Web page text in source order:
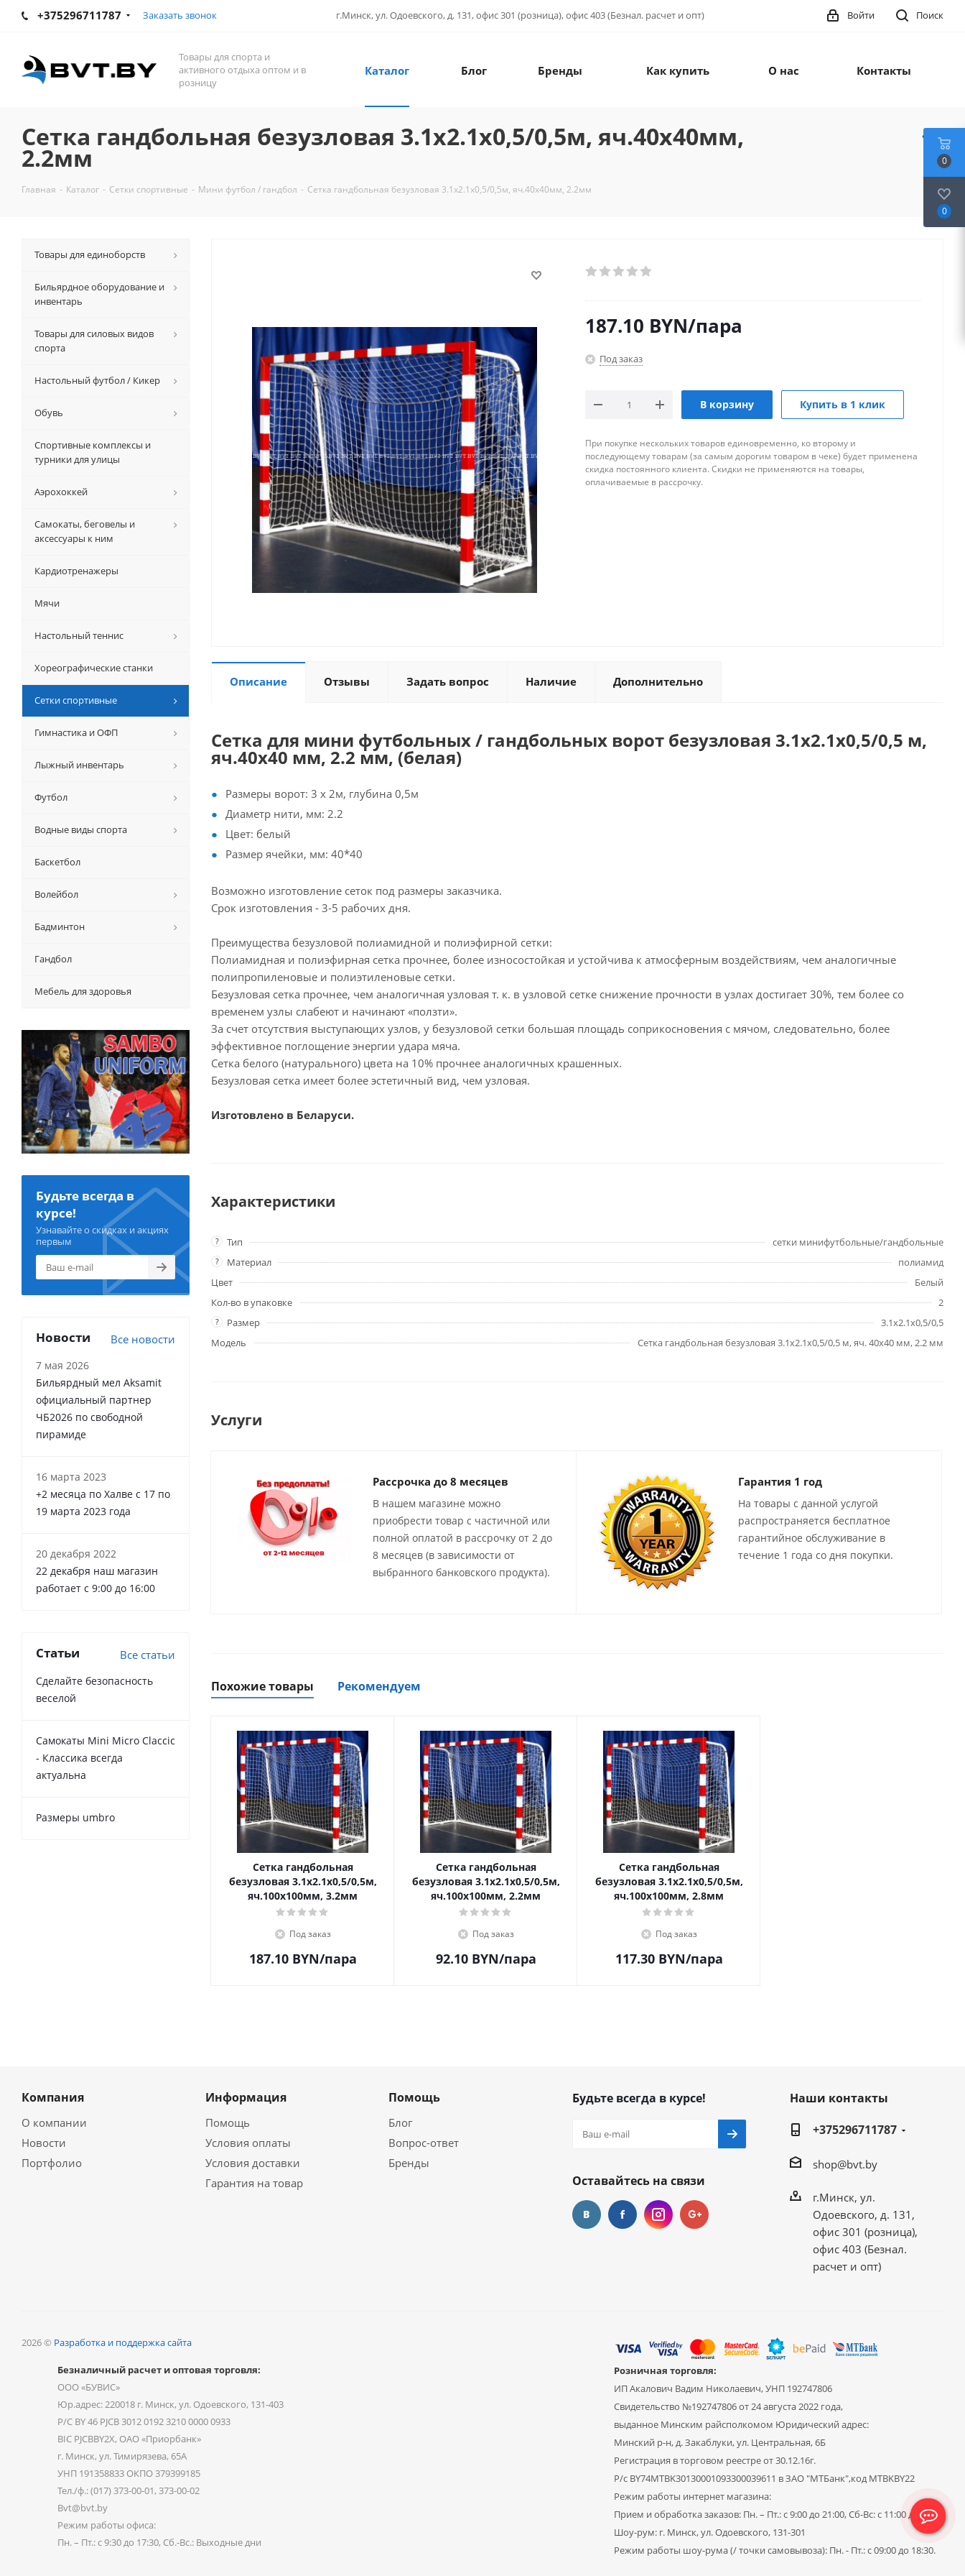
+375296711787 Заказать звонок г.Минск, ул. Одоевского, д. 131, офис 301 (розница), офис 403 (Безнал. расчет и опт) Поиск
Войти
Товары для спорта и
активного отдыха оптом и в
розницу
Каталог Блог Бренды Как купить О нас Контакты
Сетка гандбольная безузловая 3.1х2.1х0,5/0,5м, яч.40х40мм,
2.2мм
Главная - Каталог - Сетки спортивные - Мини футбол / гандбол - Сетка гандбольная безузловая 3.1х2.1х0,5/0,5м, яч.40х40мм, 2.2мм
187.10 BYN/пара
Под заказ
В корзину Купить в 1 клик
При покупке нескольких товаров единовременно, ко второму и
последующему товарам (за самым дорогим товаром в чеке) будет применена
скидка постоянного клиента. Скидки не применяются на товары,
оплачиваемые в рассрочку.
Описание Отзывы Задать вопрос Наличие Дополнительно
Сетка для мини футбольных / гандбольных ворот безузловая 3.1х2.1х0,5/0,5 м,
яч.40х40 мм, 2.2 мм, (белая)
Размеры ворот: 3 х 2м, глубина 0,5м
Диаметр нити, мм: 2.2
Цвет: белый
Размер ячейки, мм: 40*40
Возможно изготовление сеток под размеры заказчика.
Срок изготовления - 3-5 рабочих дня.
Преимущества безузловой полиамидной и полиэфирной сетки:
Полиамидная и полиэфирная сетка прочнее, более износостойкая и устойчива к атмосферным воздействиям, чем аналогичные
полипропиленовые и полиэтиленовые сетки.
Безузловая сетка прочнее, чем аналогичная узловая т. к. в узловой сетке снижение прочности в узлах достигает 30%, тем более со
временем узлы слабеют и начинают «ползти».
За счет отсутствия выступающих узлов, у безузловой сетки большая площадь соприкосновения с мячом, следовательно, более
эффективное поглощение энергии удара мяча.
Сетка белого (натурального) цвета на 10% прочнее аналогичных крашенных.
Безузловая сетка имеет более эстетичный вид, чем узловая.
Изготовлено в Беларуси.
Характеристики
? Тип сетки минифутбольные/гандбольные
? Материал
полиамид
Цвет
Белый
Кол-во в упаковке
2
? Размер
3.1х2.1х0,5/0,5
Модель
Сетка гандбольная безузловая 3.1х2.1х0,5/0,5 м, яч. 40х40 мм, 2.2 мм
Услуги
Рассрочка до 8 месяцев
В нашем магазине можно
приобрести товар с частичной или
полной оплатой в рассрочку от 2 до
8 месяцев (в зависимости от
выбранного банковского продукта).
Гарантия 1 год
На товары с данной услугой
распространяется бесплатное
гарантийное обслуживание в
течение 1 года со дня покупки.
Похожие товары Рекомендуем
Сетка гандбольная
безузловая 3.1х2.1х0,5/0,5м,
яч.100х100мм, 3.2мм
Под заказ
187.10BYN/пара
Сетка гандбольная
безузловая 3.1х2.1х0,5/0,5м,
яч.100х100мм, 2.2мм
Под заказ
92.10BYN/пара
Сетка гандбольная
безузловая 3.1х2.1х0,5/0,5м,
яч.100х100мм, 2.8мм
Под заказ
117.30BYN/пара
Товары для единоборств
Бильярдное оборудование и
инвентарь
Товары для силовых видов
спорта
Настольный футбол / Кикер
Обувь
Спортивные комплексы и
турники для улицы
Аэрохоккей
Самокаты, беговелы и
аксессуары к ним
Кардиотренажеры
Мячи
Настольный теннис
Хореографические станки
Сетки спортивные
Гимнастика и ОФП
Лыжный инвентарь
Футбол
Водные виды спорта
Баскетбол
Волейбол
Бадминтон
Гандбол
Мебель для здоровья
Будьте всегда в
курсе!
Узнавайте о скидках и акциях
первым
Новости Все новости
7 мая 2026
Бильярдный мел Aksamit
официальный партнер
ЧБ2026 по свободной
пирамиде
16 марта 2023
+2 месяца по Халве с 17 по
19 марта 2023 года
20 декабря 2022
22 декабря наш магазин
работает с 9:00 до 16:00
Статьи Все статьи
Сделайте безопасность
веселой
Самокаты Mini Micro Claccic
- Классика всегда
актуальна
Размеры umbro
Компания
О компании
Новости
Портфолио
Информация
Помощь
Условия оплаты
Условия доставки
Гарантия на товар
Помощь
Блог
Вопрос-ответ
Бренды
Будьте всегда в курсе!
Оставайтесь на связи
Наши контакты
+375296711787
shop@bvt.by
г.Минск, ул.
Одоевского, д. 131,
офис 301 (розница),
офис 403 (Безнал.
расчет и опт)
2026 © Разработка и поддержка сайта
Безналичный расчет и оптовая торговля:
ООО «БУВИС»
Юр.адрес: 220018 г. Минск, ул. Одоевского, 131-403
Р/С BY 46 PJCB 3012 0192 3210 0000 0933
BIC PJCBBY2X, ОАО «Приорбанк»
г. Минск, ул. Тимирязева, 65А
УНП 191358833 ОКПО 379399185
Тел./ф.: (017) 373-00-01, 373-00-02
Bvt@bvt.by
Режим работы офиса:
Пн. – Пт.: с 9:30 до 17:30, Сб.-Вс.: Выходные дни
Розничная торговля:
ИП Акалович Вадим Николаевич, УНП 192747806
Свидетельство №192747806 от 24 августа 2022 года,
выданное Минским райсполкомом Юридический адрес:
Минский р-н, д. Закаблуки, ул. Центральная, 6Б
Регистрация в торговом реестре от 30.12.16г.
Р/с BY74MTBK30130001093300039611 в ЗАО "МТБанк",код MTBKBY22
Режим работы интернет магазина:
Прием и обработка заказов: Пн. – Пт.: с 9:00 до 21:00, Сб-Вс: с 11:00 до 19:00
Шоу-рум: г. Минск, ул. Одоевского, 131-301
Режим работы шоу-рума (/ точки самовывоза): Пн. - Пт.: с 09:00 до 18:30.
0
0